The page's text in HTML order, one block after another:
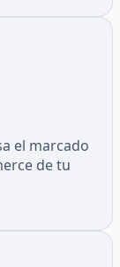
el marcado
de tu